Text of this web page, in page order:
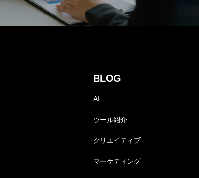
NEWS
PRIVACY POLICY
プライバシーポリシー｜個人
特定商取引法に基
BLOG
AI
ツール紹介
クリエイティブ
マーケティング